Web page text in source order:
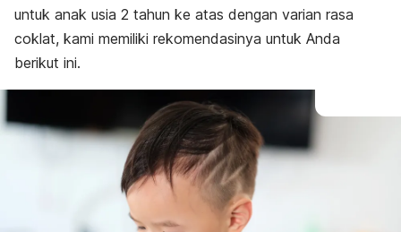
untuk anak usia 2 tahun ke atas dengan varian rasa
coklat, kami memiliki rekomendasinya untuk Anda
berikut ini.